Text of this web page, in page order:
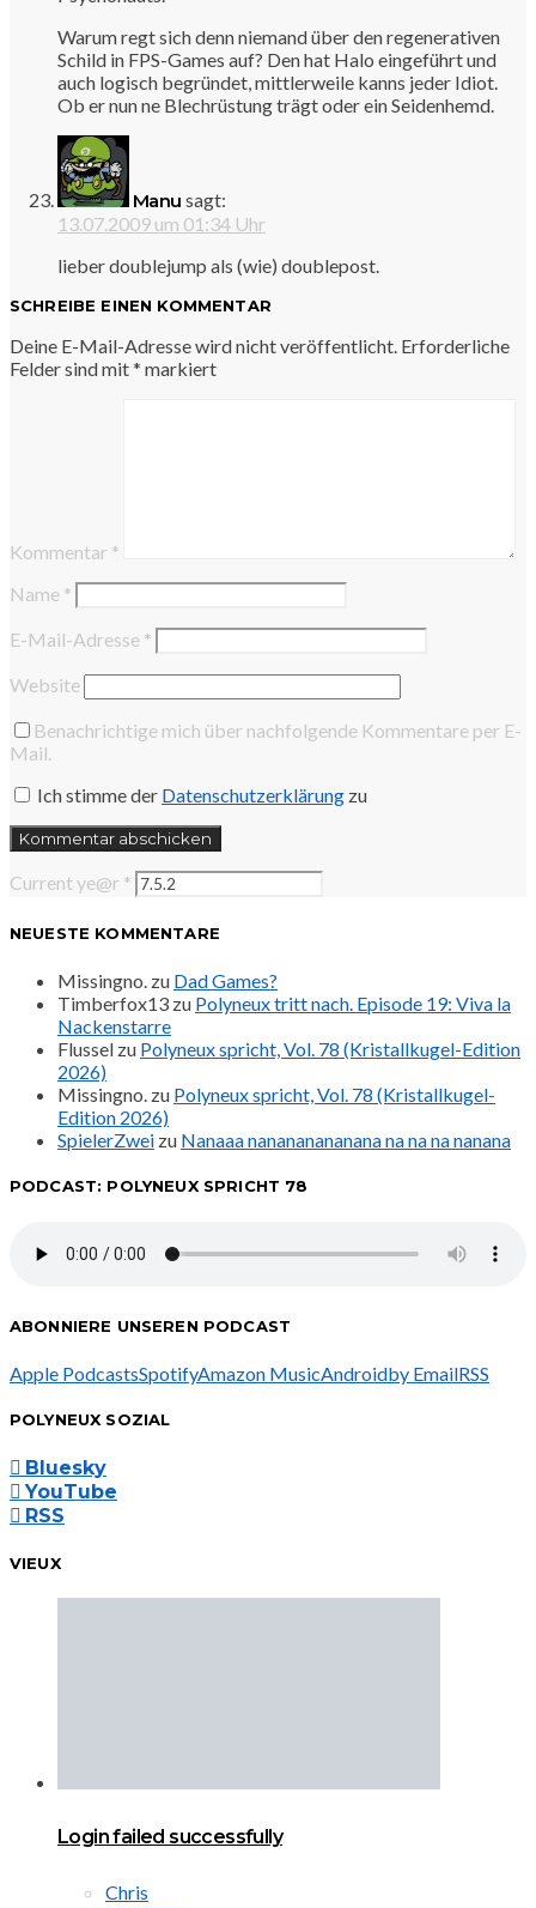
Warum regt sich denn niemand über den regenerativen
Schild in FPS-Games auf? Den hat Halo eingeführt und
auch logisch begründet, mittlerweile kanns jeder Idiot.
Ob er nun ne Blechrüstung trägt oder ein Seidenhemd.
Manu sagt:
13.07.2009 um 01:34 Uhr
lieber doublejump als (wie) doublepost.
SCHREIBE EINEN KOMMENTAR
Deine E-Mail-Adresse wird nicht veröffentlicht. Erforderliche
Felder sind mit* markiert
Kommentar *
Name *
E-Mail-Adresse *
Website
Benachrichtige mich über nachfolgende Kommentare per E-
Mail.
Ich stimme der Datenschutzerklärung zu
Current ye@r *
NEUESTE KOMMENTARE
Missingno. zu Dad Games?
Timberfox13 zu Polyneux tritt nach. Episode 19: Viva la
Nackenstarre
Flussel zu Polyneux spricht, Vol. 78 (Kristallkugel-Edition
2026)
Missingno. zu Polyneux spricht, Vol. 78 (Kristallkugel-
Edition 2026)
SpielerZwei zu Nanaaa nanananananana na na na nanana
PODCAST: POLYNEUX SPRICHT 78
ABONNIERE UNSEREN PODCAST
Apple PodcastsSpotifyAmazon MusicAndroidby EmailRSS
POLYNEUX SOZIAL
Bluesky
YouTube
RSS
VIEUX
Login failed successfully
Chris